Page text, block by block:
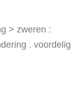
> zweren :
. voordelig